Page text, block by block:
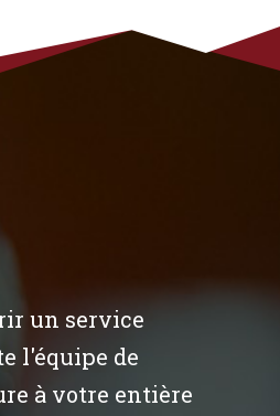
un service
l'équipe de
à votre entière